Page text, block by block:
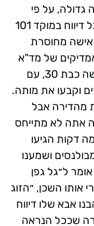
גדולה, על פי
החשד, בשעה 21:22 התקבל דיווח במוקד 101
אישה מחוסרת
של מד"א
שהגיעו למקום דיווחו על אישה כבת 30, עם
וקבעו את מותה.
מהדירה אבל
אתה לא מתייחס
דקות הגיעו
ושמענו
ל״גל גפן
אותו השכן, ״הזוג
אבא שלו דיווח
שככל הנראה